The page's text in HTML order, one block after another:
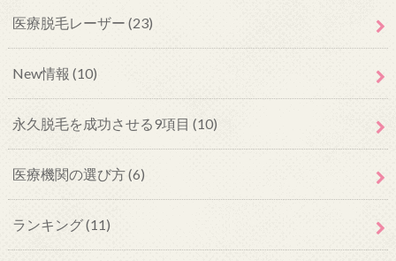
医療脱毛レーザー (23)
New情報 (10)
永久脱毛を成功させる9項目 (10)
医療機関の選び方(6)
ランキング(11)